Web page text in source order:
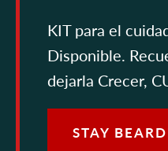
KIT para el
Disponible.
dejarla Crecer,
STAY